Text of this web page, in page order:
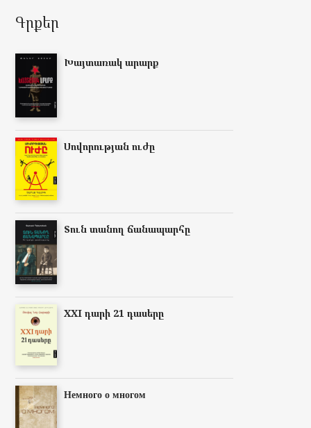
Գրքեր
Խայտառակ արարք
Սովորության ուժը
Տուն տանող ճանապարհը
XXI դարի 21 դասերը
Немного о многом